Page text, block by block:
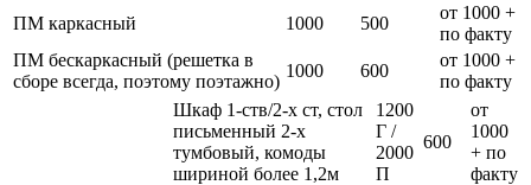
ПМ каркасный 1000 500
от 1000 +
по факту
ПМ бескаркасный (решетка в
сборе всегда, поэтому поэтажно)
1000 600
от 1000 +
по факту
Шкаф 1-ств/2-х ст, стол
письменный 2-х
тумбовый, комоды
шириной более 1,2м
1200
Г /
2000
П
600
от
1000
+ по
факту